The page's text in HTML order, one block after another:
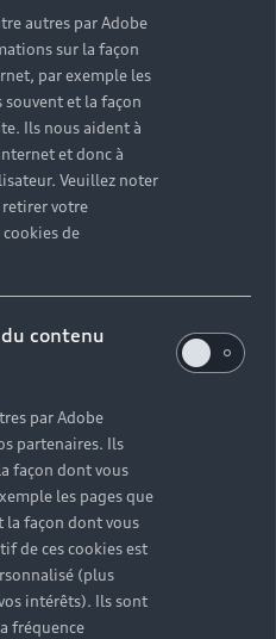
autres par Adobe
sur la façon
par exemple les
souvent et la façon
Ils nous aident à
et donc à
Veuillez noter
votre
de
contenu
par Adobe
partenaires. Ils
façon dont vous
les pages que
la façon dont vous
de ces cookies est
(plus
intérêts). Ils sont
fréquence